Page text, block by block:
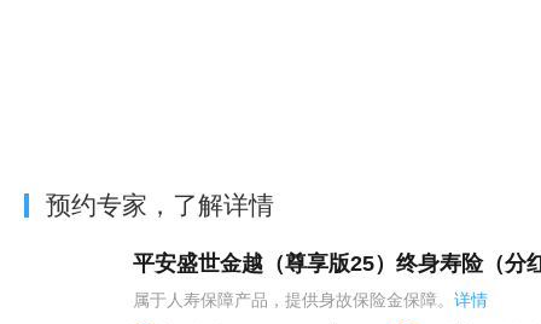
预约专家，了解详情
平安盛世金越（尊享版25）终身寿险（分
属于人寿保障产品，提供身故保险金保障。 详情